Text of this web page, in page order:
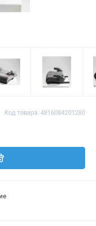
Код товара: 4816084201280